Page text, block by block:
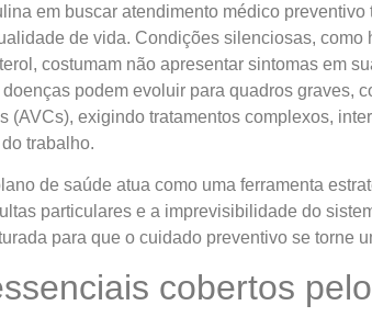
em buscar atendimento médico
de vida. Condições silenciosas, como
costumam não apresentar sintomas em
podem evoluir para quadros graves,
(AVCs), exigindo tratamentos complexos,
trabalho.
de saúde atua como uma ferramenta
particulares e a imprevisibilidade do
para que o cuidado preventivo se torne
cobertos